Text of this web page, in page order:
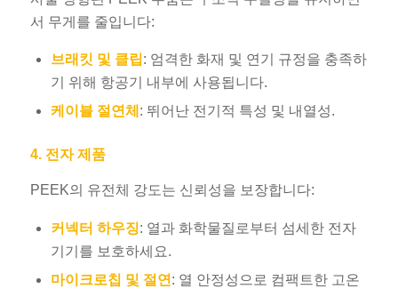
서 무게를 줄입니다:
브래킷 및 클립: 엄격한 화재 및 연기 규정을 충족하
기 위해 항공기 내부에 사용됩니다.
케이블 절연체 : 뛰어난 전기적 특성 및 내열성.
4. 전자 제품
PEEK의 유전체 강도는 신뢰성을 보장합니다:
커넥터 하우징: 열과 화학물질로부터 섬세한 전자
기기를 보호하세요.
마이크로칩 및 절연 : 열 안정성으로 컴팩트한 고온